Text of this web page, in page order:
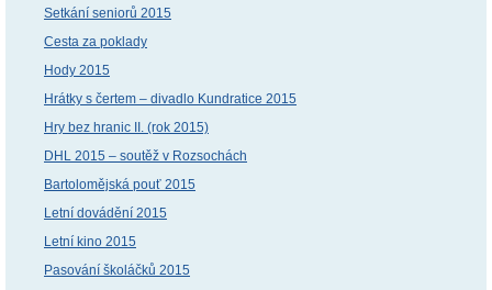
Setkání seniorů 2015
Cesta za poklady
Hody 2015
Hrátky s čertem – divadlo Kundratice 2015
Hry bez hranic II. (rok 2015)
DHL 2015 – soutěž v Rozsochách
Bartolomějská pouť 2015
Letní dovádění 2015
Letní kino 2015
Pasování školáčků 2015